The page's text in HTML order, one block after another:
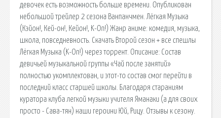
девочек есть возможность больше времени. Опубликован
небольшой трейлер 2 сезона Ванпанчмен. Лёгкая Музыка
(Кэйон!, Кей-он!, Кейон!, K-On!) Жанр аниме: комедия, музыка,
школа, повседневность. Скачать Второй сезон + все спешлы
Лёгкая Музыка (K-On!) через торрент. Описание: Состав
девичьей музыкальной группы «Чай после занятий»
полностью укомплектован, и этот-то состав смог перейти в
последний класс старшей школы. Благодаря стараниям
куратора клуба легкой музыки учителя Яманаки (а для своих
просто - Сава-тян) наши героини Юй, Рицу. Отзывы к сезону.